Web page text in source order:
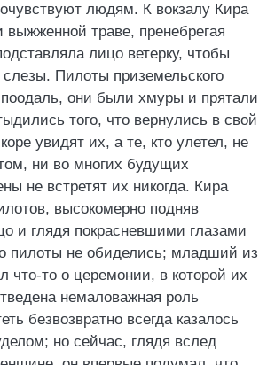
людям. К вокзалу Кира
траве, пренебрегая
лицо ветерку, чтобы
Пилоты приземельского
поодаль, они были хмуры и прятали
того, что вернулись в свой
увидят их, а те, кто улетел, не
ни во многих будущих
не встретят их никогда. Кира
высокомерно подняв
и глядя покрасневшими глазами
пилоты не обиделись; младший из
что-то о церемонии, в которой их
немаловажная роль
безвозвратно всегда казалось
но сейчас, глядя вслед